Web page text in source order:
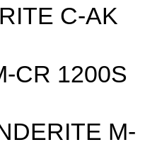
C-AK
CR 1200S
M-